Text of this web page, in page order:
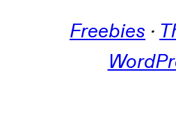
Freebies ·